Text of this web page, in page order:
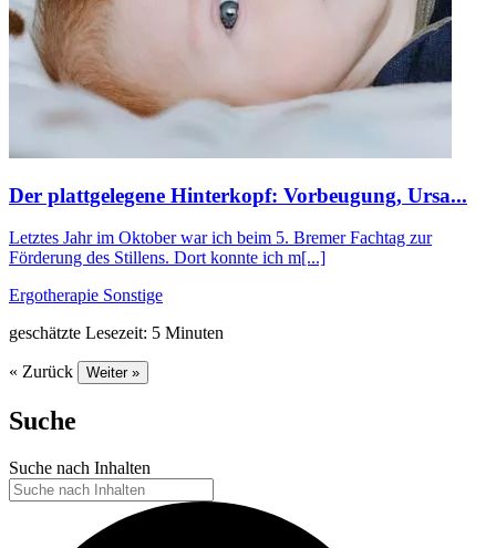
Der plattgelegene Hinterkopf: Vorbeugung, Ursa...
Letztes Jahr im Oktober war ich beim 5. Bremer Fachtag zur
Förderung des Stillens. Dort konnte ich m[...]
Ergotherapie Sonstige
geschätzte Lesezeit: 5 Minuten
« Zurück Weiter »
Suche
Suche nach Inhalten